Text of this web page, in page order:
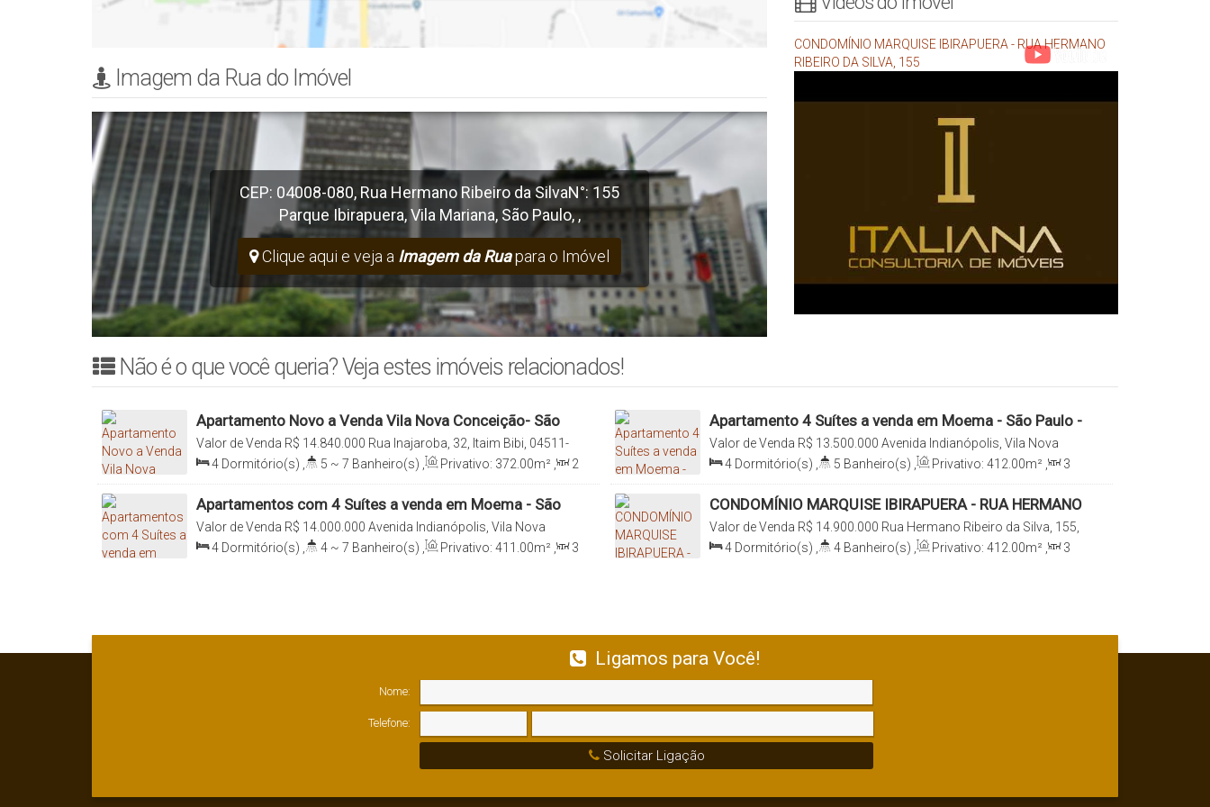
Imagem da Rua do Imóvel
CEP: 04008-080, Rua Hermano Ribeiro da SilvaN°: 155
Parque Ibirapuera,Vila Mariana, São Paulo, ,
Clique aqui e veja a Imagem da Ruapara o Imóvel
CONDOMÍNIO MARQUISE IBIRAPUERA - RUA HERMANO
RIBEIRO DA SILVA, 155
Não é o que você queria? Veja estes imóveis relacionados!
Apartamento Novo a Venda Vila Nova Conceição- São
Paulo - 4 Suítes - 4 Vagas
R$ 14.840.000
Valor de Venda
Rua Inajaroba, 32, Itaim Bibi, 04511-
040, Vila Nova Conceição, São Paulo, São Paulo, Brasil
4 Dormitório(s) 5 ~ 7 Banheiro(s) Privativo: 372 .00m²
2
372
.00
Apartamento 4 Suítes a venda em Moema - São Paulo -
SP
R$ 13.500.000
Valor de Venda
Avenida Indianópolis, Vila Nova
Conceição, 04062-001, Moema, São Paulo, São Paulo, Brasil
4 Dormitório(s) 5 Banheiro(s) Privativo: 412 .00m²
3
412.00m² , Terreno:6290.00m²
Apartamentos com 4 Suítes a venda em Moema - São
Paulo - SP
R$ 14.000.000
Valor de Venda
Avenida Indianópolis, Vila Nova
Conceição, 04062-001, Moema, São Paulo, São Paulo, Brasil
4 Dormitório(s) 4 ~ 7 Banheiro(s) Privativo: 411 .00m²
3
CONDOMÍNIO MARQUISE IBIRAPUERA - RUA HERMANO
RIBEIRO DA SILVA, 155
R$ 14.900.000
Valor de Venda
Rua Hermano Ribeiro da Silva, 155,
Parque Ibirapuera, 04008-080, Paraíso, São Paulo, São Paulo, Brasil
4 Dormitório(s) 4 Banheiro(s) Privativo: 412 .00m²
3
Ligamos para Você!
Nome:
Telefone:
Solicitar Ligação